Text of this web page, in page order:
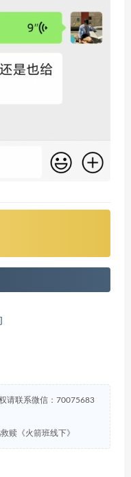
请联系微信：70075683
赎《火箭班线下》